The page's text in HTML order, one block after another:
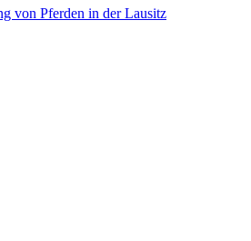
von Pferden in der Lausitz